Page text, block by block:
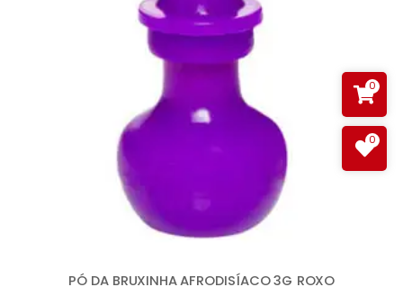
PÓ DA BRUXINHA AFRODISÍACO 3G ROXO
0
0